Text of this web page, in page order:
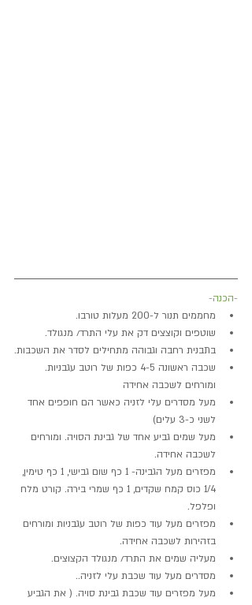
-הכנה-
מחממים תנור ל-200 מעלות טורבו.
שוטפים וקוצצים דק את עלי התרד/ מנגולד.
בתבנית רחבה וגבוהה מתחילים לסדר את השכבות.
שכבה ראשונה 4-5 כפות של רוטב עגבניות.
ומורחים לשכבה אחידה
מעל מסדרים עלי לזניה כאשר הם חופפים אחד
לשני כ-3 עלים)
מעל שמים גביע אחד של גבינת הסויה. ומורחים
לשכבה אחידה.
מפזרים מעל הגבינה- 1 כף שום גבישי, 1 כף טימין,
1/4 כוס קמח שקדים, 1 כף שמרי בירה. קורט מלח
ופלפל.
מפזרים מעל עוד כפות של רוטב עגבניות ומורחים
בזהירות לשכבה אחידה.
מעליה שמים את התרד/ מנגולד הקצוצים.
מסדרים מעל עוד שכבת עלי לזניה..
מעל מפזרים עוד שכבת גבינת סויה. ( את הגביע